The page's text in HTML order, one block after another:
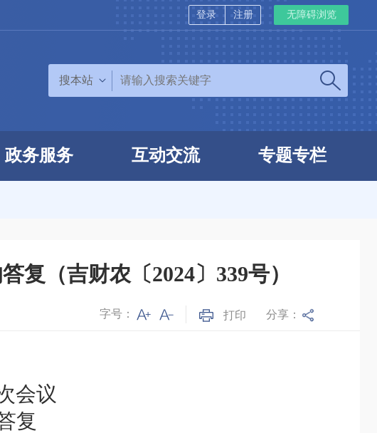
登录 注册 无障碍浏览
搜本站
政务服务 互动交流 专题专栏
复（吉财农〔2024〕339号）
字号： 打印 分享：
会议
复